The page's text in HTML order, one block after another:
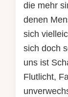
die mehr
denen
sich
sich doch
uns ist
Flutlicht,